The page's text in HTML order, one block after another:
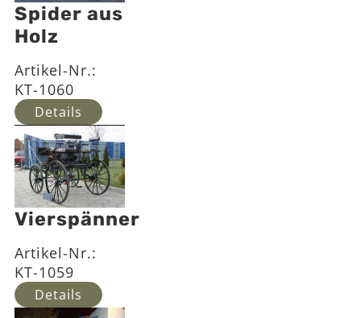
Spider aus
Holz
Artikel-Nr.:
KT-1060
Details
Vierspänner
Artikel-Nr.:
KT-1059
Details